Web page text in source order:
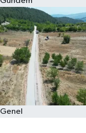
Genel
Eğitim
Sağlık
Dünya
Magazin